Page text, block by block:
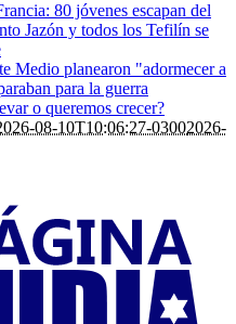
80 jóvenes escapan del
Jazón y todos los Tefilín se
Medio planearon "adormecer a
para la guerra
o queremos crecer?
08-10T10:06:27-03002026-